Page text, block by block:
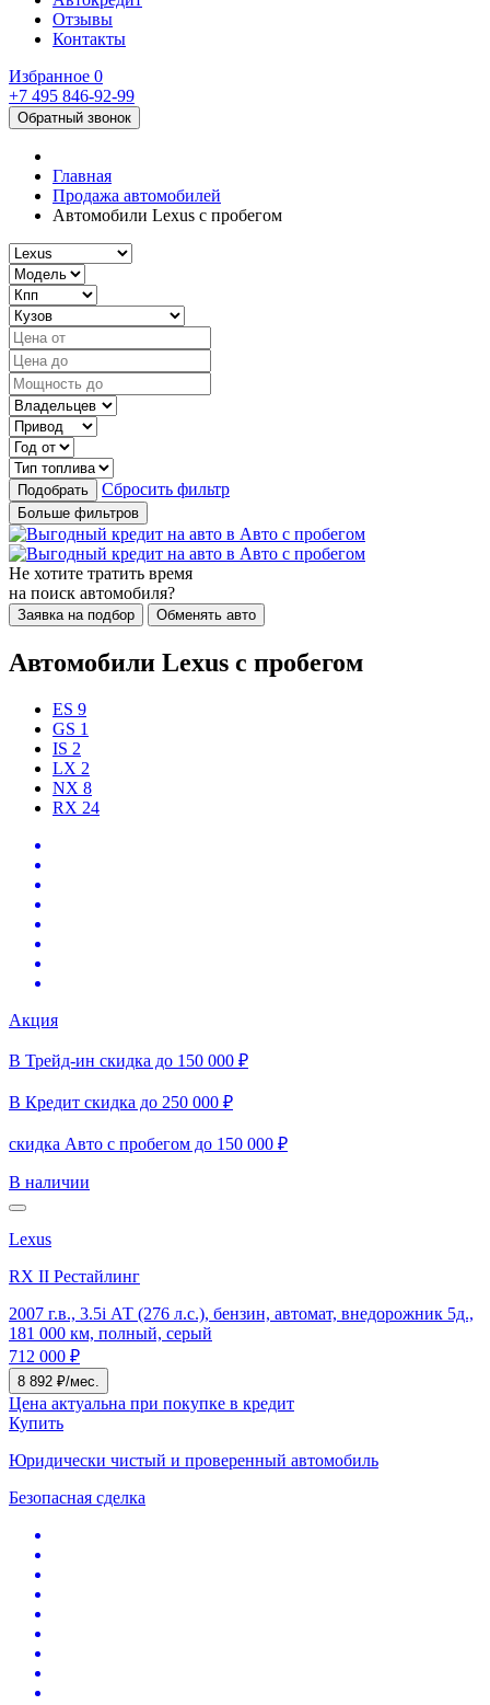
Отзывы
Контакты
Избранное 0
+7 495 846-92-99
Обратный звонок
Главная
Продажа автомобилей
Автомобили Lexus с пробегом
Подобрать Сбросить фильтр
Больше фильтров
Не хотите тратить время
на поиск автомобиля?
Заявка на подбор Обменять авто
Автомобили Lexus с пробегом
ES 9
GS 1
IS 2
LX 2
NX 8
RX 24
Акция
В Трейд-ин скидка до 150 000 ₽
В Кредит скидка до 250 000 ₽
скидка Авто с пробегом до 150 000 ₽
В наличии
Lexus
RX II Рестайлинг
2007 г.в., 3.5i АТ (276 л.с.), бензин, автомат, внедорожник 5д.,
181 000 км, полный, серый
712 000 ₽
8 892 ₽/мес.
Цена актуальна при покупке в кредит
Купить
Юридически чистый и проверенный автомобиль
Безопасная сделка